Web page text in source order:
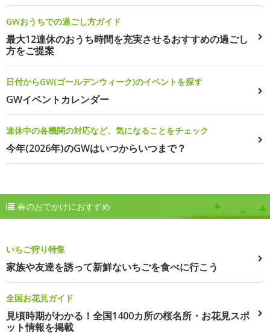
GWおうちでの過ごし方ガイド
最大12連休のおうち時間を充実させるおすすめの過ごし
方をご提案
日付からGW(ゴールデンウィーク)のイベントを探す
GWイベントカレンダー
連休中の各機関の対応など、気になることをチェック
今年(2026年)のGWはいつからいつまで？
春のおでかけにおすすめ
いちご狩り特集
家族や友達を誘って新鮮ないちごを食べに行こう
全国お花見ガイド
見頃時期がわかる！全国1400カ所の桜名所・お花見スポ
ット情報を掲載